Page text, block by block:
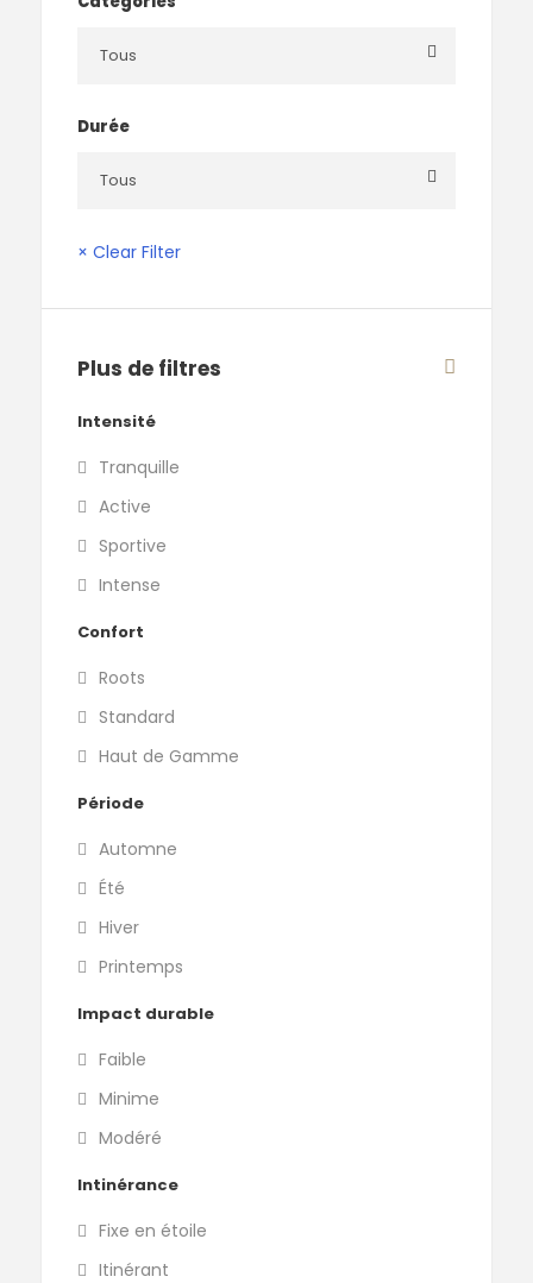
Durée
× Clear Filter
Plus de filtres
Intensité
Tranquille
Active
Sportive
Intense
Confort
Roots
Standard
Haut de Gamme
Période
Automne
Été
Hiver
Printemps
Impact durable
Faible
Minime
Modéré
Intinérance
Fixe en étoile
Itinérant